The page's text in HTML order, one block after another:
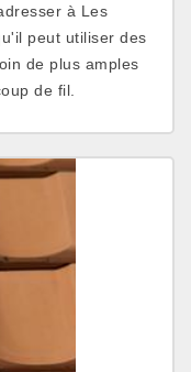
à Les
peut utiliser des
de plus amples
de fil.